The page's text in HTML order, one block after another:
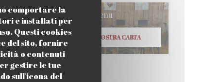
comportare la
e installati per
Questi cookies
del sito, fornire
o contenuti
gestire le tue
sull'icona del
:5/5
:4 /5
Menu
SCOPRI LA NOSTRA CARTA